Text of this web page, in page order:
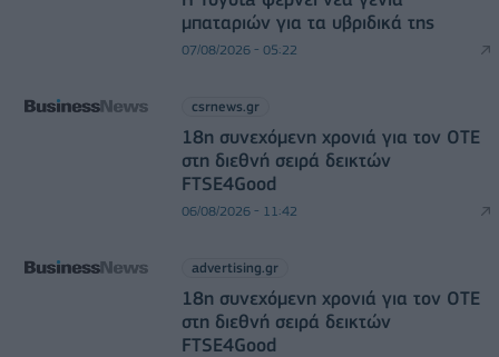
μπαταριών για τα υβριδικά της
07/08/2026 - 05:22
csrnews.gr
18η συνεχόμενη χρονιά για τον ΟΤΕ
στη διεθνή σειρά δεικτών
FTSE4Good
06/08/2026 - 11:42
advertising.gr
18η συνεχόμενη χρονιά για τον ΟΤΕ
στη διεθνή σειρά δεικτών
FTSE4Good